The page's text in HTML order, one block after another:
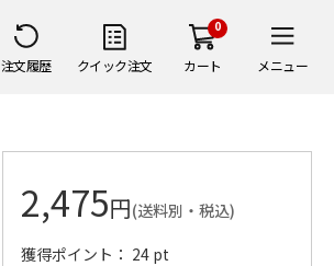
注文履歴 クイック注文
0
カート メニュー
2,475円(送料別・税込)
獲得ポイント： 24 pt